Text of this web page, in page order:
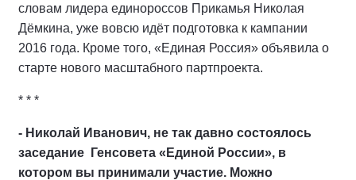
словам лидера единороссов Прикамья Николая
Дёмкина, уже вовсю идёт подготовка к кампании
2016 года. Кроме того, «Единая Россия» объявила о
старте нового масштабного партпроекта.
* * *
- Николай Иванович, не так давно состоялось
заседание Генсовета «Единой России», в
котором вы принимали участие. Можно